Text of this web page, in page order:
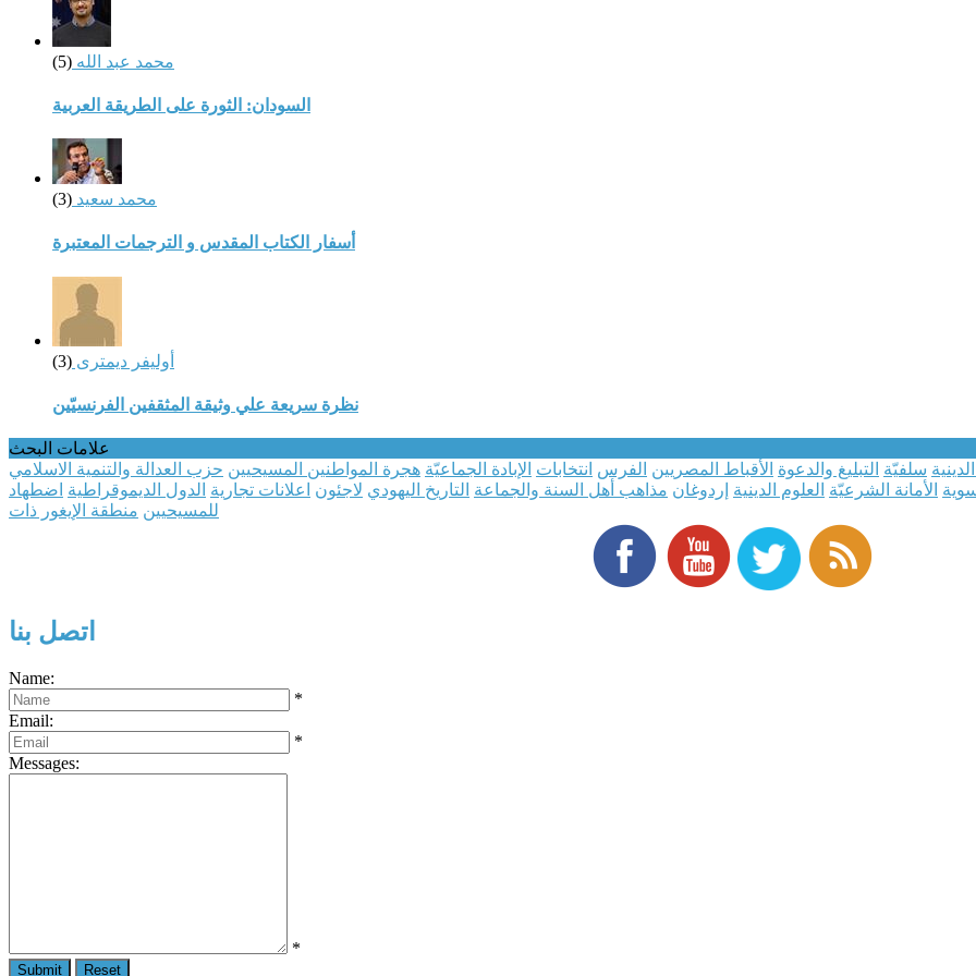
محمد عبد الله (5)
السودان: الثورة على الطريقة العربية
محمد سعيد (3)
أسفار الكتاب المقدس و الترجمات المعتبرة
أوليفر ديمترى (3)
نظرة سريعة علي وثيقة المثقفين الفرنسيّين
علامات البحث
سلفيّة التبليغ والدعوة الأقباط المصريين الفرس انتخابات الإبادة الجماعيّة هجرة المواطنين المسيحيين حزب العدالة والتنمية الاسلامي
الأمانة الشرعيّة العلوم الدينية إردوغان مذاهب أهل السنة والجماعة التاريخ اليهودي لاجئون اعلانات تجارية الدول الديموقراطية اضطهاد
للمسيحيين منطقة الإيغور ذات
اتصل بنا
Name:
*
Email:
*
Messages:
*